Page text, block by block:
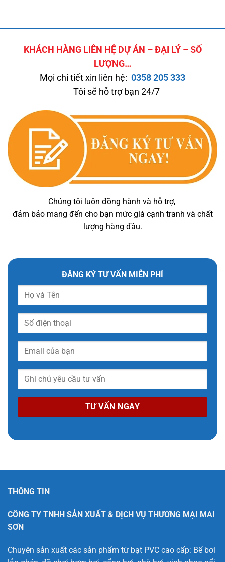
KHÁCH HÀNG LIÊN HỆ DỰ ÁN – ĐẠI LÝ – SỐ
LƯỢNG…
Mọi chi tiết xin liên hệ: 0358 205 333
Tôi sẽ hỗ trợ bạn 24/7
Chúng tôi luôn đồng hành và hỗ trợ,
đảm bảo mang đến cho bạn mức giá cạnh tranh và chất
lượng hàng đầu.
ĐĂNG KÝ TƯ VẤN MIỄN PHÍ
THÔNG TIN
CÔNG TY TNHH SẢN XUẤT & DỊCH VỤ THƯƠNG MẠI MAI
SƠN
Chuyên sản xuất các sản phẩm từ bạt PVC cao cấp: Bể bơi